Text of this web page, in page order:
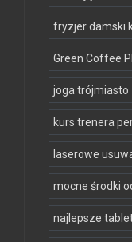
fryzjer damski
Green Coffee
joga trójmiasto
kurs trenera
laserowe
mocne środki
najlepsze